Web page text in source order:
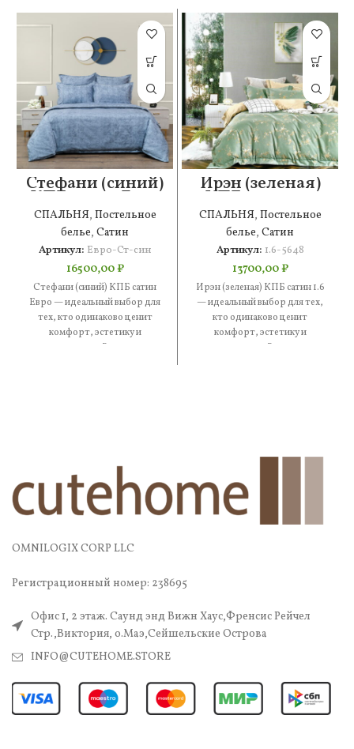
Стефани (синий)
КПБ сатин Евро
СПАЛЬНЯ, Постельное
белье, Сатин
Артикул: Евро-Ст-син
16500,00₽
Стефани (синий) КПБ сатин
Евро — идеальный выбор для
тех, кто одинаково ценит
комфорт, эстетику и
практичность. В составе —
Ирэн (зеленая)
КПБ сатин 1.6
СПАЛЬНЯ, Постельное
белье, Сатин
Артикул: 1.6-5648
13700,00₽
Ирэн (зеленая) КПБ сатин 1.6
— идеальный выбор для тех,
кто одинаково ценит
комфорт, эстетику и
практичность. В составе —
OMNILOGIX CORP LLC
Регистрационный номер: 238695
Офис 1, 2 этаж. Саунд энд Вижн Хаус,Френсис Рейчел
Стр.,Виктория, о.Маэ,Сейшельские Острова
INFO@CUTEHOME.STORE